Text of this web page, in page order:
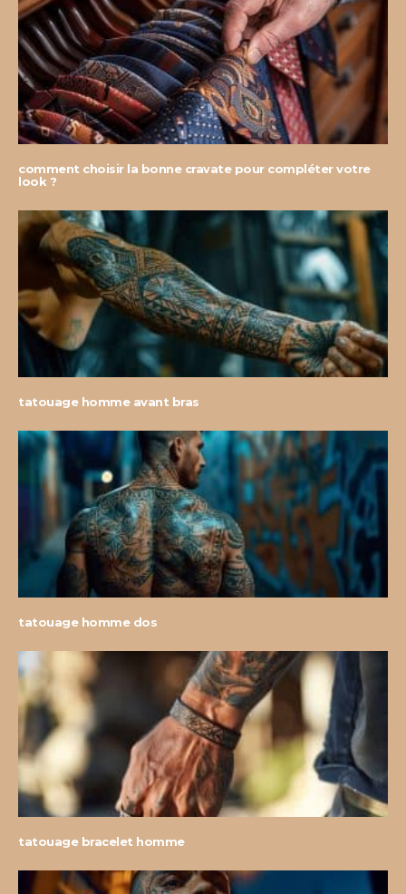
comment choisir la bonne cravate pour compléter votre
look ?
tatouage homme avant bras
tatouage homme dos
tatouage bracelet homme